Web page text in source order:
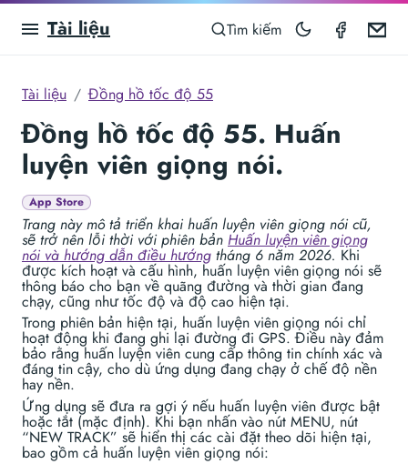
Tài liệu Tìm kiếm
Tài liệu Đồng hồ tốc độ 55
Đồng hồ tốc độ 55. Huấn
luyện viên giọng nói.
App Store
Trang này mô tả triển khai huấn luyện viên giọng nói cũ,
sẽ trở nên lỗi thời với phiên bản Huấn luyện viên giọng
nói và hướng dẫn điều hướng tháng 6 năm 2026. Khi
được kích hoạt và cấu hình, huấn luyện viên giọng nói sẽ
thông báo cho bạn về quãng đường và thời gian đang
chạy, cũng như tốc độ và độ cao hiện tại.
Trong phiên bản hiện tại, huấn luyện viên giọng nói chỉ
hoạt động khi đang ghi lại đường đi GPS. Điều này đảm
bảo rằng huấn luyện viên cung cấp thông tin chính xác và
đáng tin cậy, cho dù ứng dụng đang chạy ở chế độ nền
hay nền.
Ứng dụng sẽ đưa ra gợi ý nếu huấn luyện viên được bật
hoặc tắt (mặc định). Khi bạn nhấn vào nút MENU, nút
“NEW TRACK” sẽ hiển thị các cài đặt theo dõi hiện tại,
bao gồm cả huấn luyện viên giọng nói: